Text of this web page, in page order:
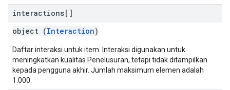
interactions[]
object (Interaction)
Daftar interaksi untuk item. Interaksi digunakan untuk
meningkatkan kualitas Penelusuran, tetapi tidak ditampilkan
kepada pengguna akhir. Jumlah maksimum elemen adalah
1.000.